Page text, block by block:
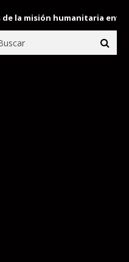
misión humanitaria enviada a